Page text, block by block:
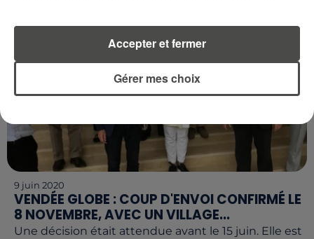
9 juin 2020
VENDÉE GLOBE : COUP D'ENVOI CONFIRMÉ LE
8 NOVEMBRE, AVEC UN VILLAGE...
Une décision était attendue avant le 15 juin. Elle est
Gérer mes choix
Accepter et fermer